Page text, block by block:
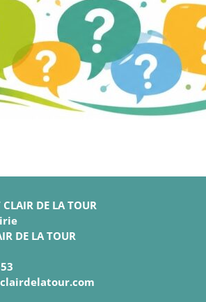
DE LA TOUR
DE LA TOUR